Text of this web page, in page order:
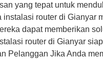
yang tepat untuk
router di
dapat memberikan
router di Gianyar
Pelanggan Jika Anda